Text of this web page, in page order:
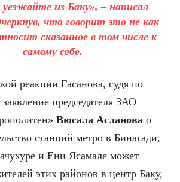
из Баку», – написал
что говорит это не как
сказанное в том числе к
самому себе.
реакции Гасанова, судя по
заявление председателя ЗАО
Вюсала Асланова о
станций метро в Бинагади,
и Ени Ясамале может
этих районов в центр Баку,